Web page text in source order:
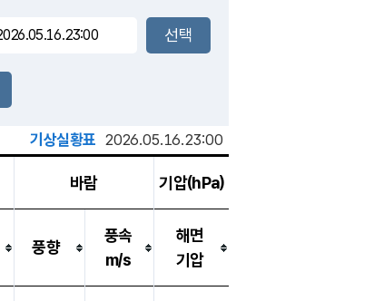
장호원
기상실황표 2026.05.16.23:00
바람 기압(hPa)
풍향
풍속
m/s
해면
기압